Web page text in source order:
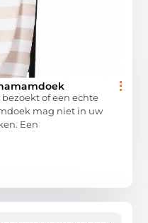
of een echte
mag niet in uw
Een